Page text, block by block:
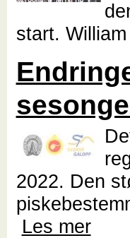
start.
2022. Den
Les mer